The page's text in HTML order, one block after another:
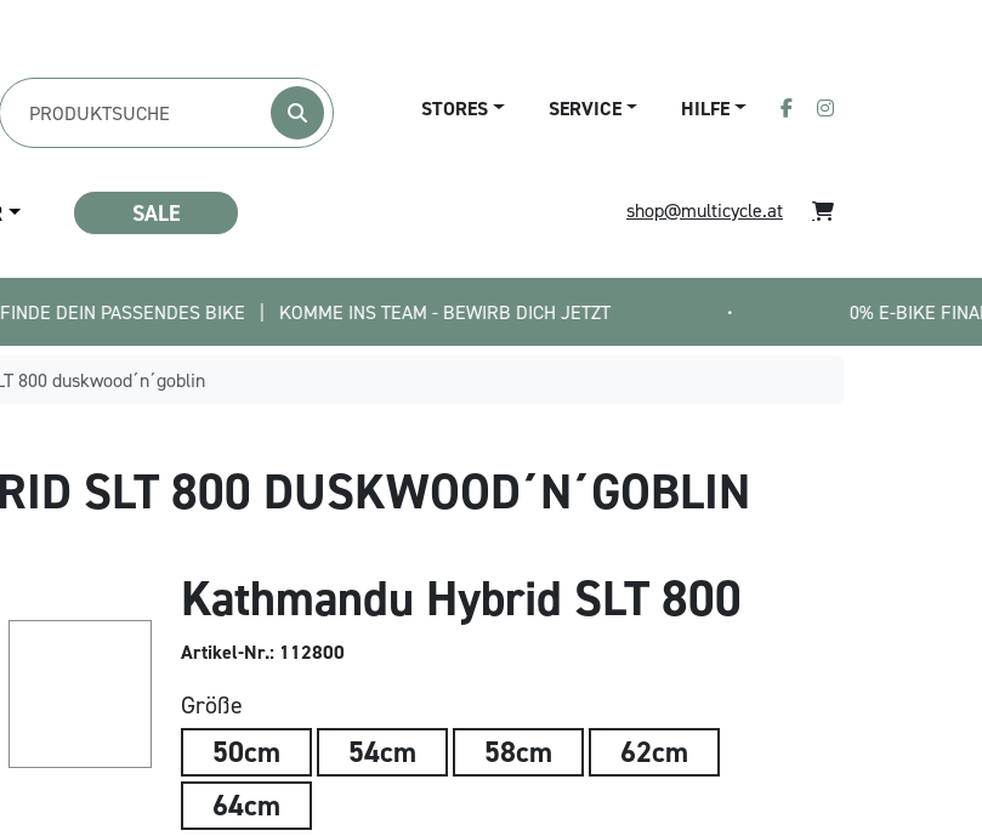
STORES SERVICE HILFE
SALE shop@multicycle.at
BIKE   |   KOMME INS TEAM - BEWIRB DICH JETZT • 0% E-BIKE FINANZIERUNG   |
800 duskwood´n´goblin
SLT 800 DUSKWOOD´N´GOBLIN
Kathmandu Hybrid SLT 800
Artikel-Nr.: 112800
Größe
50cm 54cm 58cm
62cm
64cm